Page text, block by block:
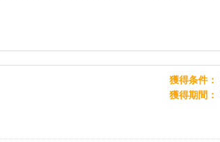
獲得条件
獲得期間